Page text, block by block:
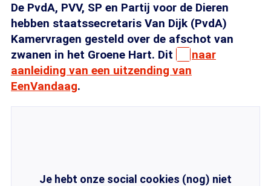
De PvdA, PVV, SP en Partij voor de Dieren
hebben staatssecretaris Van Dijk (PvdA)
Kamervragen gesteld over de afschot van
zwanen in het Groene Hart. Dit
naar
aanleiding van een uitzending van
EenVandaag.
Je hebt onze social cookies (nog) niet